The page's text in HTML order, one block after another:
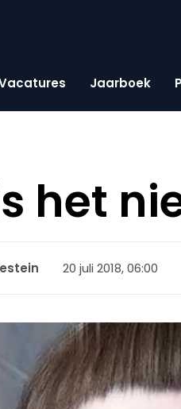
Jaarboek
het
20 juli 2018, 06:00